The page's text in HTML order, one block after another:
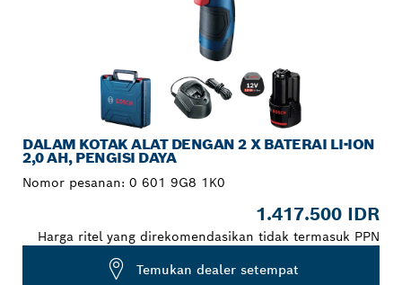
DALAM KOTAK ALAT DENGAN 2 X BATERAI LI-ION
2,0 AH, PENGISI DAYA
Nomor pesanan: 0 601 9G8 1K0
1.417.500 IDR
Harga ritel yang direkomendasikan tidak termasuk PPN
Temukan dealer setempat